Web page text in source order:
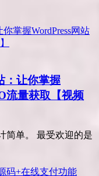
：让你掌握
流量获取【视频
简单。 最受欢迎的是